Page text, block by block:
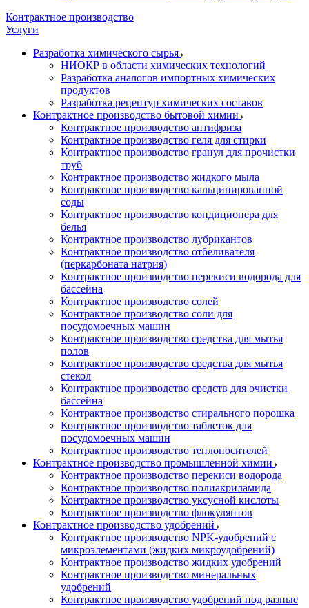
Контрактное производство
Услуги
Разработка химического сырья
НИОКР в области химических технологий
Разработка аналогов импортных химических
продуктов
Разработка рецептур химических составов
Контрактное производство бытовой химии
Контрактное производство антифриза
Контрактное производство геля для стирки
Контрактное производство гранул для прочистки
труб
Контрактное производство жидкого мыла
Контрактное производство кальцинированной
соды
Контрактное производство кондиционера для
белья
Контрактное производство лубрикантов
Контрактное производство отбеливателя
(перкарбоната натрия)
Контрактное производство перекиси водорода для
бассейна
Контрактное производство солей
Контрактное производство соли для
посудомоечных машин
Контрактное производство средства для мытья
полов
Контрактное производство средства для мытья
стекол
Контрактное производство средств для очистки
бассейна
Контрактное производство стирального порошка
Контрактное производство таблеток для
посудомоечных машин
Контрактное производство теплоносителей
Контрактное производство промышленной химии
Контрактное производство перекиси водорода
Контрактное производство полиакриламида
Контрактное производство уксусной кислоты
Контрактное производство флокулянтов
Контрактное производство удобрений
Контрактное производство NPK-удобрений с
микроэлементами (жидких микроудобрений)
Контрактное производство жидких удобрений
Контрактное производство минеральных
удобрений
Контрактное производство удобрений под разные